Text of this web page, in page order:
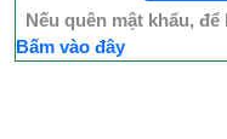
Nếu quên mật khẩu,
Bấm vào đây